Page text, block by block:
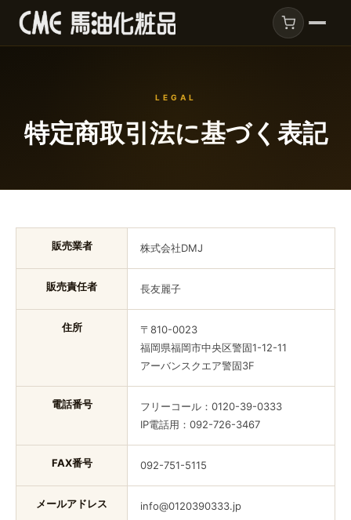
LEGAL
特定商取引法に基づく表記
販売業者 株式会社DMJ
販売責任者 長友麗子
住所
〒810-0023
福岡県福岡市中央区警固1-12-11
アーバンスクエア警固3F
電話番号 フリーコール： 0120-39-0333
IP電話用： 092-726-3467
FAX番号 092-751-5115
メールアドレス info@0120390333.jp